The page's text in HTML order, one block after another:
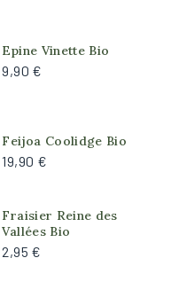
Epine Vinette Bio
9,90 €
Feijoa Coolidge Bio
19,90 €
Fraisier Reine des
Vallées Bio
2,95 €